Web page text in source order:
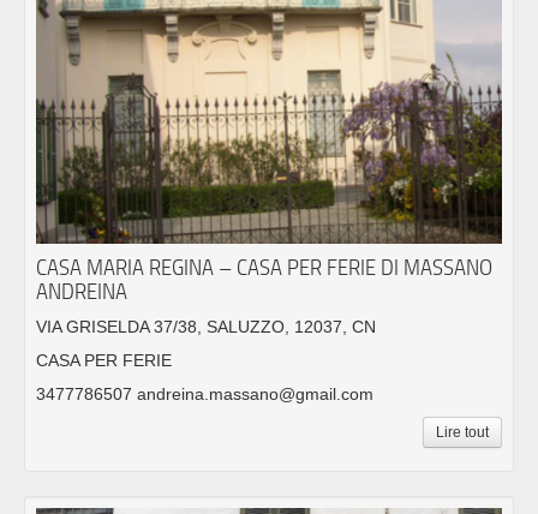
CASA MARIA REGINA – CASA PER FERIE DI MASSANO
ANDREINA
VIA GRISELDA 37/38, SALUZZO, 12037, CN
CASA PER FERIE
3477786507 andreina.massano@gmail.com
Lire tout